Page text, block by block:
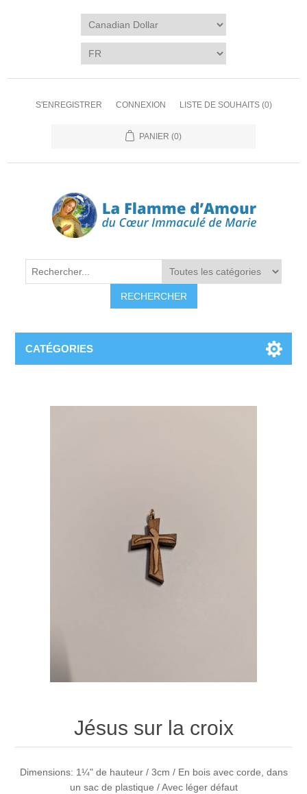
S'ENREGISTRER CONNEXION LISTE DE SOUHAITS (0)
PANIER (0)
RECHERCHER
CATÉGORIES
Jésus sur la croix
Dimensions: 1¼" de hauteur / 3cm / En bois avec corde, dans
un sac de plastique / Avec léger défaut